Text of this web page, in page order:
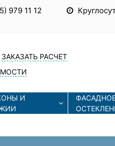
979 11 12
ЗАКАЗАТЬ РАСЧЕТ
И